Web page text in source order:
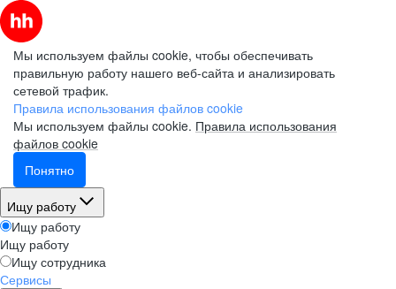
Мы используем файлы cookie, чтобы обеспечивать
правильную работу нашего веб-сайта и анализировать
сетевой трафик.
Правила использования файлов cookie
Мы используем файлы cookie. Правила использования
файлов cookie
Понятно
Ищу работу
Ищу работу
Ищу работу
Ищу сотрудника
Сервисы